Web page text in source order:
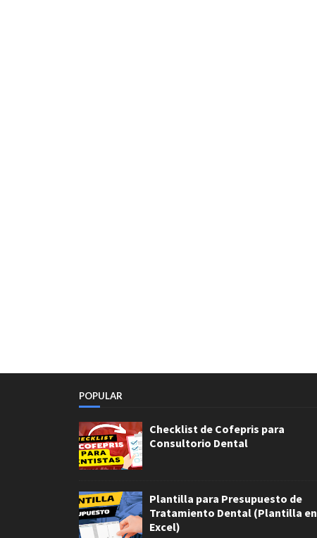
POPULAR
Checklist de Cofepris para
Consultorio Dental
Plantilla para Presupuesto de
Tratamiento Dental (Plantilla en
Excel)